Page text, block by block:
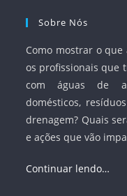
Sobre Nós
Como mostrar o
os profissionais que
com águas de
domésticos,
drenagem? Quais
e ações que vão
Continuar lendo…